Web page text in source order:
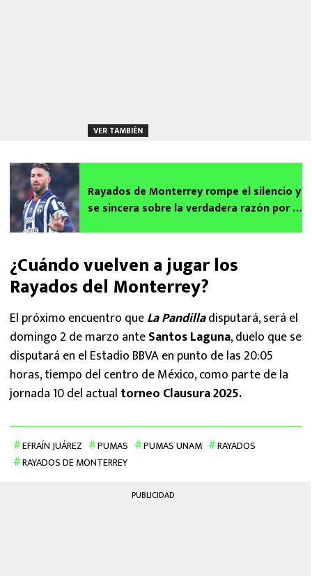
VER TAMBIÉN
Rayados de Monterrey rompe el silencio y
se sincera sobre la verdadera razón por la
¿Cuándo vuelven a jugar los
Rayados del Monterrey?
El próximo encuentro queLa Pandilladisputará, será el
domingo 2 de marzo anteSantos Laguna, duelo que se
disputará en el Estadio BBVA en punto de las 20:05
horas, tiempo del centro de México, como parte de la
jornada 10 del actual torneo Clausura 2025.
EFRAÍN JUÁREZ PUMAS PUMAS UNAM
RAYADOS
RAYADOS DE MONTERREY
PUBLICIDAD